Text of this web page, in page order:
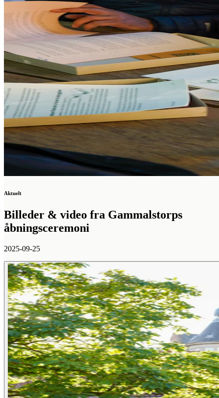
Aktuelt
Billeder & video fra Gammalstorps
åbningsceremoni
2025-09-25